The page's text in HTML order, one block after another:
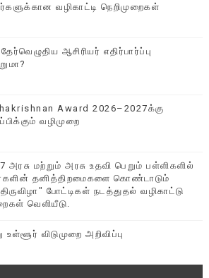
வழிகாட்டி நெறிமுறைகள்
ஆசிரியர் எதிர்பார்ப்பு
Award 2026–2027க்கு
வழிமுறை
அரசு மற்றும் அரசு உதவி பெறும் பள்ளிகளில்
தனித்திறமைகளை கொண்டாடும்
போட்டிகள் நடத்துதல் வழிகாட்டு
வெளியீடு.
விடுமுறை அறிவிப்பு